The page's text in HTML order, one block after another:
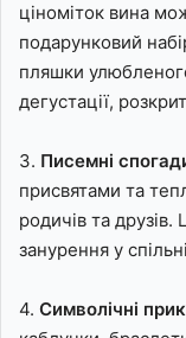
ціноміток вина
подарунковий
пляшки
дегустації,
3. Писемні
присвятами та
родичів та
занурення у
4. Символічні